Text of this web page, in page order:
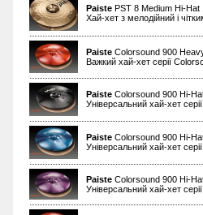
Paiste PST 8 Medium Hi-
Хай-хет з мелодійний і
Paiste Colorsound 900
Важкий хай-хет серії
Paiste Colorsound 900 Hi-
Універсальний хай-хет
Paiste Colorsound 900 Hi-
Універсальний хай-хет
Paiste Colorsound 900 Hi-
Універсальний хай-хет